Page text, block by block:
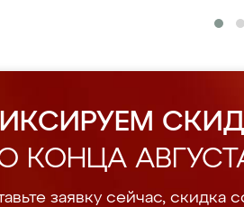
КОНЦА
заявку сейчас, скидка